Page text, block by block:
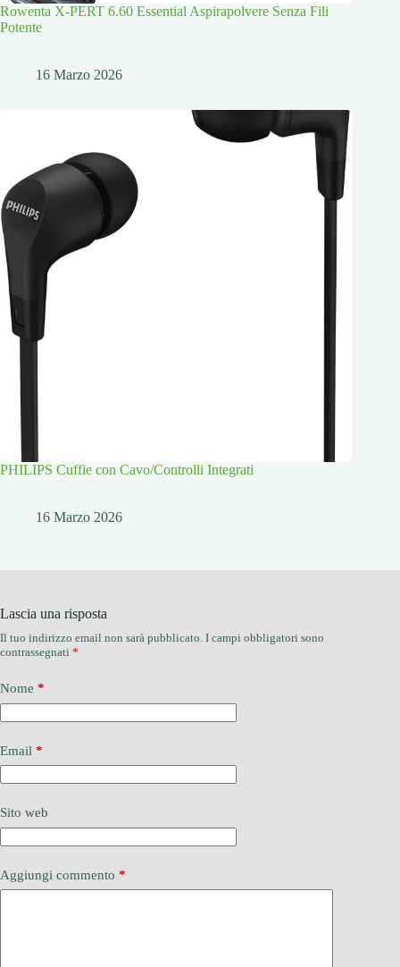
Rowenta X-PERT 6.60 Essential Aspirapolvere Senza Fili
Potente
16 Marzo 2026
PHILIPS Cuffie con Cavo/Controlli Integrati
16 Marzo 2026
Lascia una risposta
Il tuo indirizzo email non sarà pubblicato. I campi obbligatori sono
contrassegnati *
Nome *
Email *
Sito web
Aggiungi commento *